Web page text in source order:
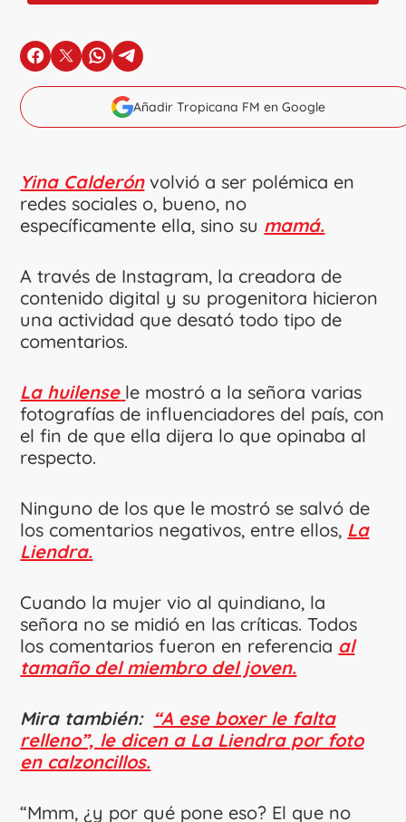
en Facebook
en Xen Whatsapp
en Telegram
Añadir Tropicana FM en Google
Yina Calderónvolvió a ser polémica en
redes sociales o, bueno, no
específicamente ella, sino su mamá.
A través de Instagram, la creadora de
contenido digital y su progenitora hicieron
una actividad que desató todo tipo de
comentarios.
La huilense le mostró a la señora varias
fotografías de influenciadores del país, con
el fin de que ella dijera lo que opinaba al
respecto.
Ninguno de los que le mostró se salvó de
los comentarios negativos, entre ellos, La
Liendra.
Cuando la mujer vio al quindiano, la
señora no se midió en las críticas. Todos
los comentarios fueron en referencia al
tamaño del miembro del joven.
Mira también: “A ese boxer le falta
relleno”, le dicen a La Liendra por foto
en calzoncillos.
“Mmm, ¿y por qué pone eso? El que no